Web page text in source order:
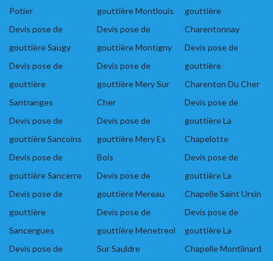
Potier
Devis pose de
gouttière Saugy
Devis pose de
gouttière
Santranges
Devis pose de
gouttière Sancoins
Devis pose de
gouttière Sancerre
Devis pose de
gouttière
Sancergues
Devis pose de
gouttière Montlouis
Devis pose de
gouttière Montigny
Devis pose de
gouttière Mery Sur
Cher
Devis pose de
gouttière Mery Es
Bois
Devis pose de
gouttière Mereau
Devis pose de
gouttière Menetreol
Sur Sauldre
gouttière
Charentonnay
Devis pose de
gouttière
Charenton Du Cher
Devis pose de
gouttière La
Chapelotte
Devis pose de
gouttière La
Chapelle Saint Ursin
Devis pose de
gouttière La
Chapelle Montlinard